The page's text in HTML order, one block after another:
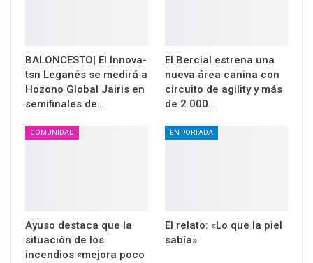
BALONCESTO| El Innova-
tsn Leganés se medirá a
Hozono Global Jairis en
semifinales de…
El Bercial estrena una
nueva área canina con
circuito de agility y más
de 2.000…
COMUNIDAD
Ayuso destaca que la
situación de los
incendios «mejora poco
EN PORTADA
El relato: «Lo que la piel
sabía»